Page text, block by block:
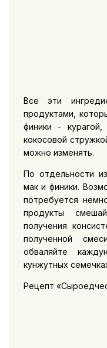
Все эти
продуктами,
финики -
кокосовой
можно изменять.
По отдельности
мак и финики.
потребуется
продукты
получения
полученной
обваляйте
кунжутных
Рецепт